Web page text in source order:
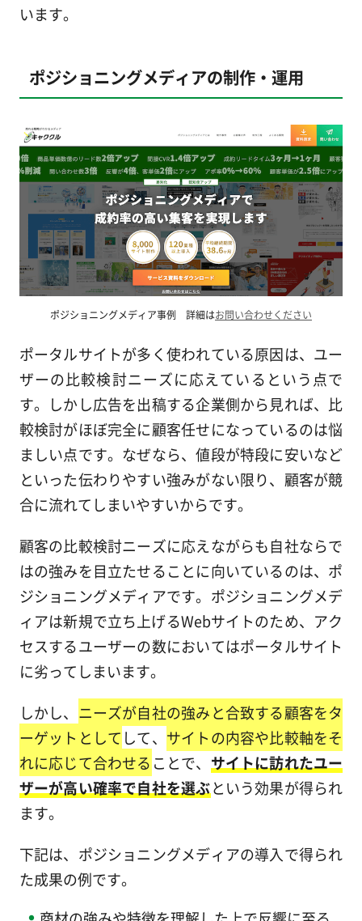
います。
ポジショニングメディアの制作・運用
ポジショニングメディア事例 詳細はお問い合わせください
ポータルサイトが多く使われている原因は、ユー
ザーの比較検討ニーズに応えているという点で
す。しかし広告を出稿する企業側から見れば、比
較検討がほぼ完全に顧客任せになっているのは悩
ましい点です。なぜなら、値段が特段に安いなど
といった伝わりやすい強みがない限り、顧客が競
合に流れてしまいやすいからです。
顧客の比較検討ニーズに応えながらも自社ならで
はの強みを目立たせることに向いているのは、ポ
ジショニングメディアです。ポジショニングメデ
ィアは新規で立ち上げるWebサイトのため、アク
セスするユーザーの数においてはポータルサイト
に劣ってしまいます。
しかし、 ニーズが自社の強みと合致する顧客をタ
ーゲットとして して、 サイトの内容や比較軸をそ
れに応じて合わせる ことで、 サイトに訪れたユー
ザーが高い確率で自社を選ぶという効果が得られ
ます。
下記は、ポジショニングメディアの導入で得られ
た成果の例です。